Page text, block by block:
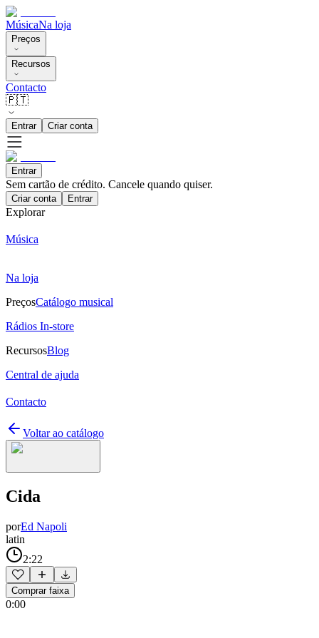
MúsicaNa loja
Preços
Recursos
Contacto
🇵🇹
Entrar Criar conta
Entrar
Sem cartão de crédito. Cancele quando quiser.
Criar conta Entrar
Explorar
Música
Na loja
PreçosCatálogo musical
Rádios In-store
RecursosBlog
Central de ajuda
Contacto
Voltar ao catálogo
Cida
porEd Napoli
latin
2:22
Comprar faixa
0:00